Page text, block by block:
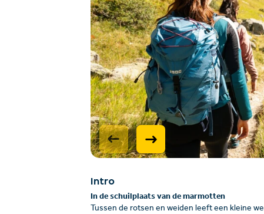
Intro
In de schuilplaats van de marmotten
Tussen de rotsen en weiden leeft een kleine